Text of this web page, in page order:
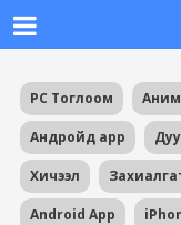
PC Тоглоом
Андройд app
Хичээл
Android App